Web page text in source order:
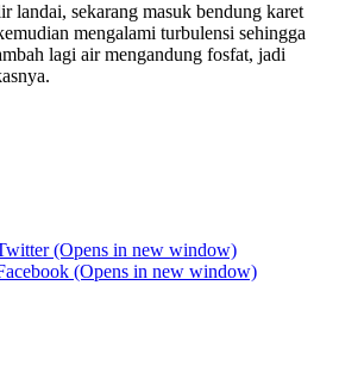
landai, sekarang masuk bendung karet
mengalami turbulensi sehingga
lagi air mengandung fosfat, jadi
(Opens in new window)
(Opens in new window)